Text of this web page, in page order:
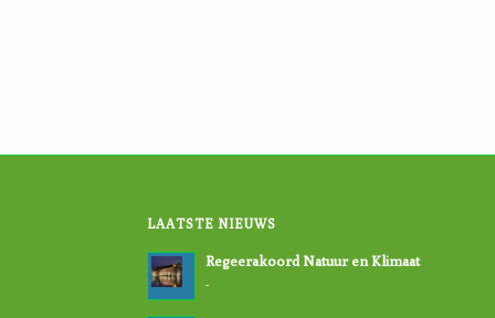
LAATSTE NIEUWS
Regeerakoord Natuur en Klimaat
-